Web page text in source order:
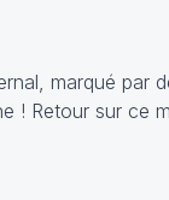
marqué par
! Retour sur ce